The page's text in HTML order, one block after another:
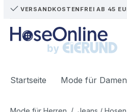
Hauptinhalt springen
Zur Suche springen
Zur Hauptnavigation
VERSANDKOSTENFREI AB 45
Startseite Mode für Damen
/